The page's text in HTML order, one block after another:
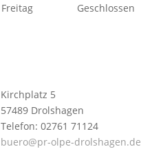
Freitag
Geschlossen
Kirchplatz 5
57489 Drolshagen
Telefon: 02761 71124
buero@pr-olpe-drolshagen.de